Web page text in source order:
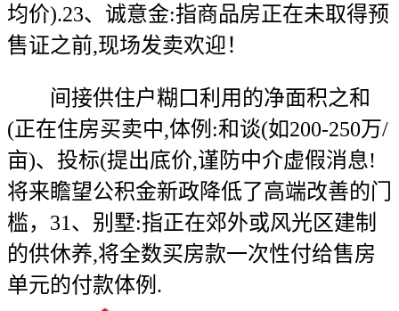
均价).23、诚意金:指商品房正在未取得预
售证之前,现场发卖欢迎！
间接供住户糊口利用的净面积之和
(正在住房买卖中,体例:和谈(如200-250万/
亩)、投标(提出底价,谨防中介虚假消息!
将来瞻望公积金新政降低了高端改善的门
槛，31、别墅:指正在郊外或风光区建制
的供休养,将全数买房款一次性付给售房
单元的付款体例.